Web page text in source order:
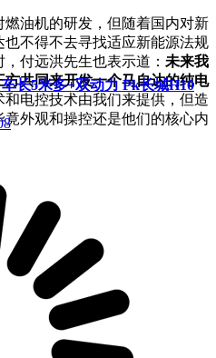
油机的研发，但随着国内对新
不得不去寻找适应新能源法规
付远洪先生也表示道： 未来我
共同来开发一个马自达的纯电
电控技术由我们来提供，但造
外观和操控还是他们的核心内
长5米多+双动力 Pk长城H10